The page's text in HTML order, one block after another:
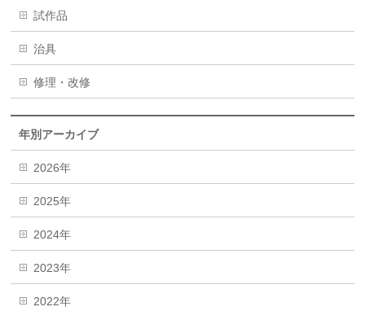
試作品
治具
修理・改修
年別アーカイブ
2026年
2025年
2024年
2023年
2022年